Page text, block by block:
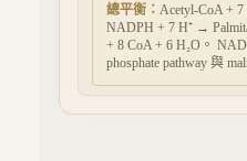
總平衡： Acetyl-CoA +
NADPH + 7 H⁺ →
+ 8 CoA + 6 H₂O。
phosphate pathway 與